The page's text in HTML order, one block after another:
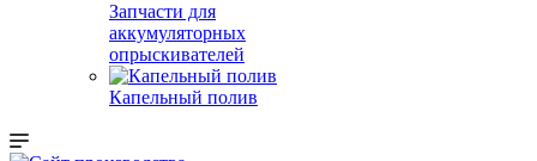
Запчасти для
аккумуляторных
опрыскивателей
Капельный полив